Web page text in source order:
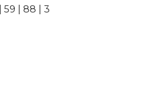
| 88 | 3